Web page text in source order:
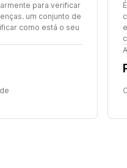
para verificar
um conjunto de
como está o seu